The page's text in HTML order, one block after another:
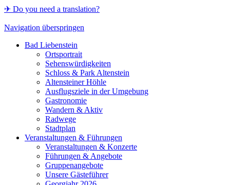
✈ Do you need a translation?
Navigation überspringen
Bad Liebenstein
Ortsportrait
Sehenswürdigkeiten
Schloss & Park Altenstein
Altensteiner Höhle
Ausflugsziele in der Umgebung
Gastronomie
Wandern & Aktiv
Radwege
Stadtplan
Veranstaltungen & Führungen
Veranstaltungen & Konzerte
Führungen & Angebote
Gruppenangebote
Unsere Gästeführer